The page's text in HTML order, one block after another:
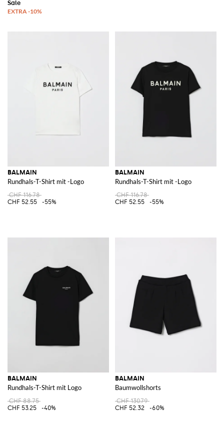
BALMAIN
Rundhals-T-Shirt mit -Logo
CHF 116.78
CHF 52.55
-55%
BALMAIN
Rundhals-T-Shirt mit -Logo
CHF 116.78
CHF 52.55
-55%
BALMAIN
Rundhals-T-Shirt mit Logo
CHF 88.75
CHF 53.25
-40%
BALMAIN
Baumwollshorts
CHF 130.79
CHF 52.32
-60%